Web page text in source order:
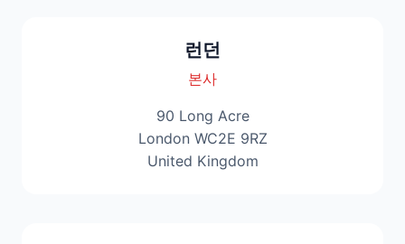
런던
본사
90 Long Acre
London WC2E 9RZ
United Kingdom